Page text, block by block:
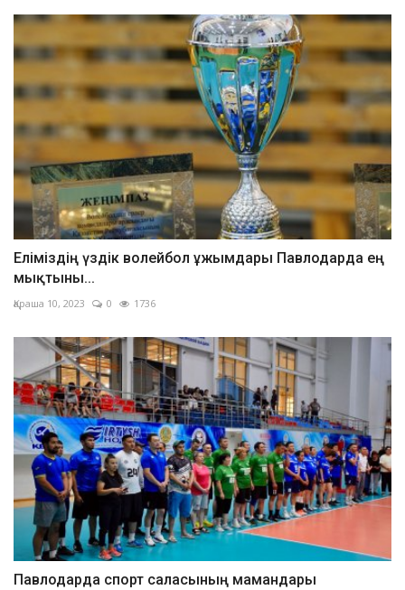
Еліміздің үздік волейбол ұжымдары Павлодарда ең
мықтыны...
Қараша 10, 2023 0 1736
Павлодарда спорт саласының мамандары